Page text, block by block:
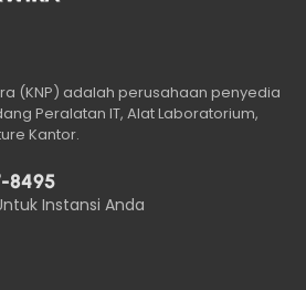
(KNP) adalah perusahaan penyedia
Peralatan IT, Alat Laboratorium,
Kantor.
8495
Instansi Anda